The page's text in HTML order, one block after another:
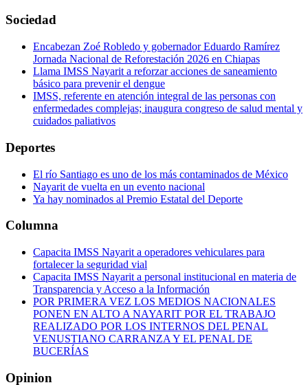
Sociedad
Encabezan Zoé Robledo y gobernador Eduardo Ramírez
Jornada Nacional de Reforestación 2026 en Chiapas
Llama IMSS Nayarit a reforzar acciones de saneamiento
básico para prevenir el dengue
IMSS, referente en atención integral de las personas con
enfermedades complejas; inaugura congreso de salud mental y
cuidados paliativos
Deportes
El río Santiago es uno de los más contaminados de México
Nayarit de vuelta en un evento nacional
Ya hay nominados al Premio Estatal del Deporte
Columna
Capacita IMSS Nayarit a operadores vehiculares para
fortalecer la seguridad vial
Capacita IMSS Nayarit a personal institucional en materia de
Transparencia y Acceso a la Información
POR PRIMERA VEZ LOS MEDIOS NACIONALES
PONEN EN ALTO A NAYARIT POR EL TRABAJO
REALIZADO POR LOS INTERNOS DEL PENAL
VENUSTIANO CARRANZA Y EL PENAL DE
BUCERÍAS
Opinion